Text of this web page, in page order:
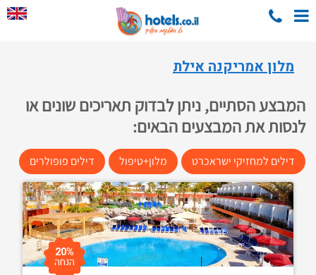
מלון אמריקנה אילת
המבצע הסתיים, ניתן לבדוק תאריכים שונים או
לנסות את המבצעים הבאים:
דילים למחזיקי ישראכרט מלון+טיפול דילים פופולרים
20%
הנחה